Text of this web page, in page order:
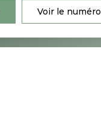
Voir le numéro